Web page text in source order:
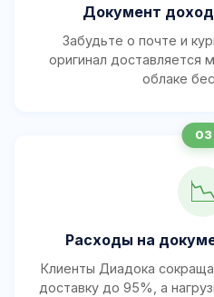
Документ
Забудьте о почте и
оригинал доставляется
облаке
📉
Расходы на
Клиенты Диадока
доставку до 95%, а